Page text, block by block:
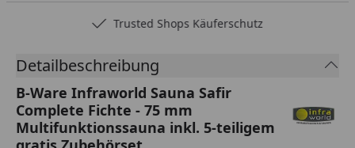
Trusted Shops Käuferschutz
Detailbeschreibung
B-Ware Infraworld Sauna Safir
Complete Fichte - 75 mm
Multifunktionssauna inkl. 5-teiligem